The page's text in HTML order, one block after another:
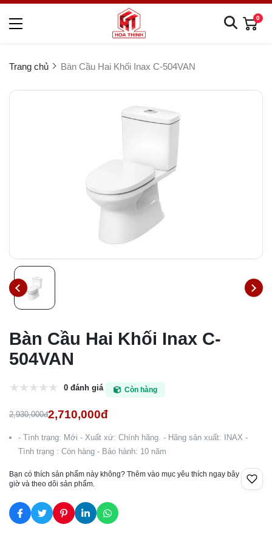
0
Trang chủ Bàn Cầu Hai Khối Inax C-504VAN
Bàn Cầu Hai Khối Inax C-
504VAN
0 đánh giá Còn hàng
2,930,000đ2,710,000đ
- Tình trạng: Mới - Xuất xứ: Chính hãng. - Hãng sản xuất: INAX -
Tình trạng : Còn hàng - Bảo hành: 10 năm
Bạn có thích sản phẩm này không? Thêm vào mục yêu thích ngay bây
giờ và theo dõi sản phẩm.